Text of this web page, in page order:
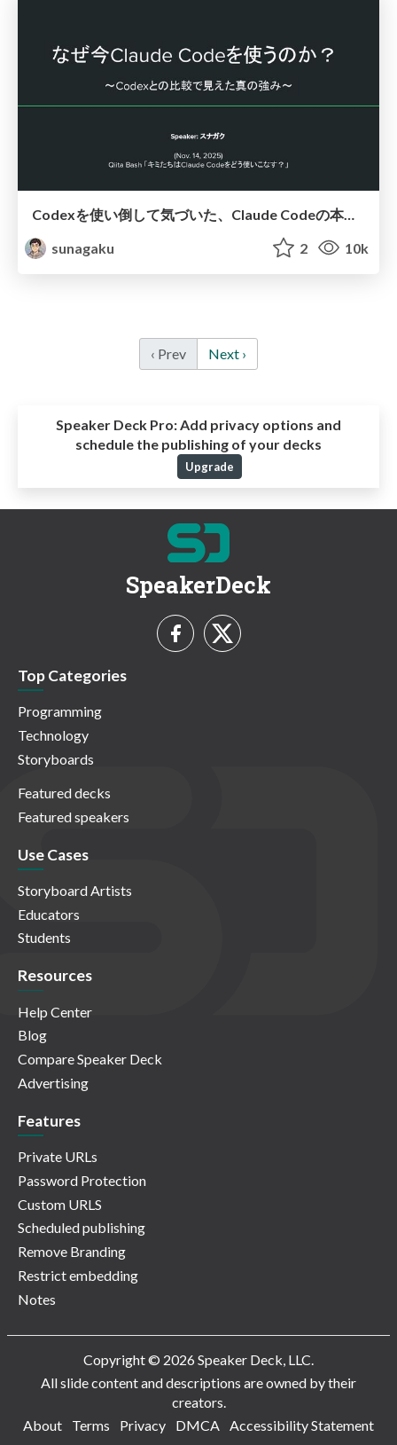
Codexを使い倒して気づいた、Claude Codeの本当の強みと使いこなし術
sunagaku
2 10k
‹ Prev Next ›
Speaker Deck Pro:Add privacy options and
schedule the publishing of your decks
Upgrade
SpeakerDeck
Top Categories
Programming
Technology
Storyboards
Featured decks
Featured speakers
Use Cases
Storyboard Artists
Educators
Students
Resources
Help Center
Blog
Compare Speaker Deck
Advertising
Features
Private URLs
Password Protection
Custom URLS
Scheduled publishing
Remove Branding
Restrict embedding
Notes
Copyright © 2026 Speaker Deck, LLC.
All slide content and descriptions are owned by their
creators.
About
Terms Privacy DMCA Accessibility Statement